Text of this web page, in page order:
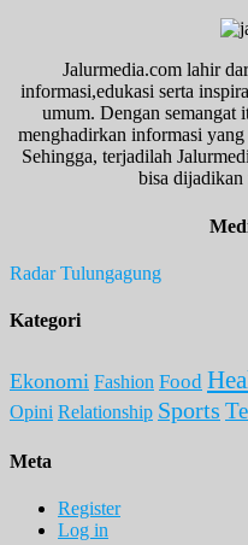
Jalurmedia.com lahir
informasi,edukasi serta
umum. Dengan semangat
menghadirkan informasi
Sehingga, terjadilah
bisa dijadikan
Radar Tulungagung
Kategori
Ekonomi Fashion Food
Opini Relationship Sports
Meta
Register
Log in